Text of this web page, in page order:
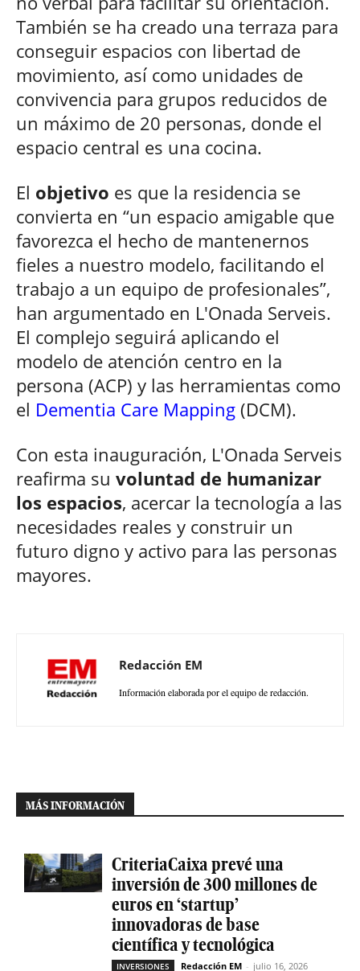
También se ha creado una terraza para
conseguir espacios con libertad de
movimiento, así como unidades de
convivencia para grupos reducidos de
un máximo de 20 personas, donde el
espacio central es una cocina.
El objetivo es que la residencia se
convierta en “un espacio amigable que
favorezca el hecho de mantenernos
fieles a nuestro modelo, facilitando el
trabajo a un equipo de profesionales”,
han argumentado en L'Onada Serveis.
El complejo seguirá aplicando el
modelo de atención centro en la
persona (ACP) y las herramientas como
el Dementia Care Mapping (DCM).
Con esta inauguración, L'Onada Serveis
reafirma su voluntad de humanizar
los espacios, acercar la tecnología a las
necesidades reales y construir un
futuro digno y activo para las personas
mayores.
Redacción EM
Información elaborada por el equipo de redacción.
MÁS INFORMACIÓN
CriteriaCaixa prevé una
inversión de 300 millones de
euros en ‘startup’
innovadoras de base
científica y tecnológica
INVERSIONES Redacción EM - julio 16, 2026